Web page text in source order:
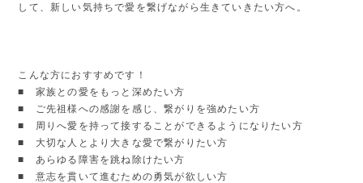
して、新しい気持ちで愛を繋げながら生きていきたい方へ。
こんな方におすすめです！
■ 家族との愛をもっと深めたい方
■ ご先祖様への感謝を感じ、繋がりを強めたい方
■ 周りへ愛を持って接することができるようになりたい方
■ 大切な人とより大きな愛で繋がりたい方
■ あらゆる障害を跳ね除けたい方
■ 意志を貫いて進むための勇気が欲しい方